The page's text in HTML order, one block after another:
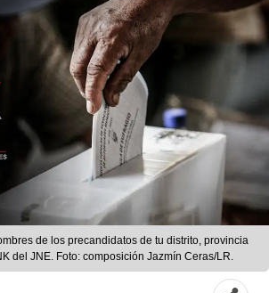
de los precandidatos de tu distrito, provincia
del JNE. Foto: composición Jazmín Ceras/LR.